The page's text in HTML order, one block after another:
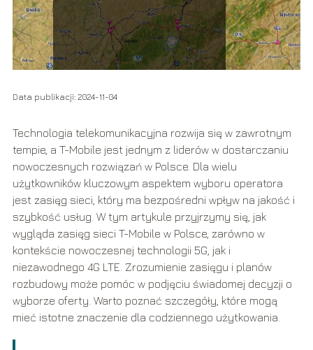
Data publikacji: 2024-11-04
Technologia telekomunikacyjna rozwija się w zawrotnym
tempie, a T-Mobile jest jednym z liderów w dostarczaniu
nowoczesnych rozwiązań w Polsce. Dla wielu
użytkowników kluczowym aspektem wyboru operatora
jest zasięg sieci, który ma bezpośredni wpływ na jakość i
szybkość usług. W tym artykule przyjrzymy się, jak
wygląda zasięg sieci T-Mobile w Polsce, zarówno w
kontekście nowoczesnej technologii 5G, jak i
niezawodnego 4G LTE. Zrozumienie zasięgu i planów
rozbudowy może pomóc w podjęciu świadomej decyzji o
wyborze oferty. Warto poznać szczegóły, które mogą
mieć istotne znaczenie dla codziennego użytkowania.